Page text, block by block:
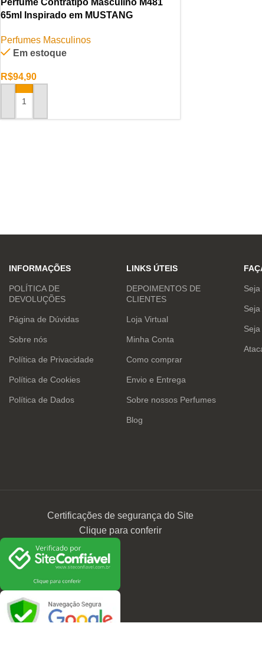
Perfume Contratipo Masculino M481
65ml Inspirado em MUSTANG
Perfumes Masculinos
Em estoque
R$94,90
ADICIONAR AO CARRINHO
INFORMAÇÕES
POLÍTICA DE
DEVOLUÇÕES
Página de Dúvidas
Sobre nós
Política de Privacidade
Política de Cookies
Política de Dados
LINKS ÚTEIS
DEPOIMENTOS DE
CLIENTES
Loja Virtual
Minha Conta
Como comprar
Envio e Entrega
Sobre nossos Perfumes
Blog
Certificações de segurança do Site
Clique para conferir